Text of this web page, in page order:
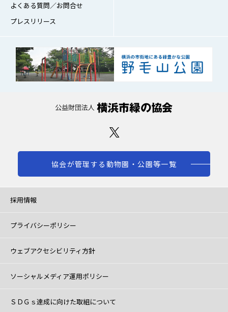
よくある質問／お問合せ
プレスリリース
協会が管理する動物園・公園等一覧
採用情報
プライバシーポリシー
ウェブアクセシビリティ方針
ソーシャルメディア運用ポリシー
ＳＤＧｓ達成に向けた取組について